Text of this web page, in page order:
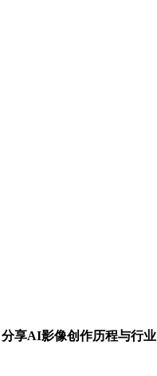
享AI影像创作历程与行业